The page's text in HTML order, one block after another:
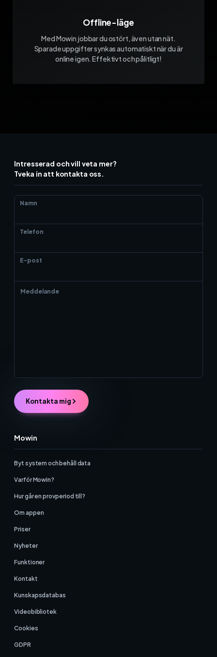
Offline-läge
Med Mowin jobbar du ostört, även utan nät.
Sparade uppgifter synkas automatiskt när du är
online igen. Effektivt och pålitligt!
Mowin
Byt system och behåll data
Varför Mowin?
Hur går en provperiod till?
Om appen
Priser
Nyheter
Funktioner
Kontakt
Kunskapsdatabas
Videobibliotek
Cookies
GDPR
Intresserad och vill veta mer?
Tveka in att kontakta oss.
Namn
Telefon
E-post
Kontakta mig